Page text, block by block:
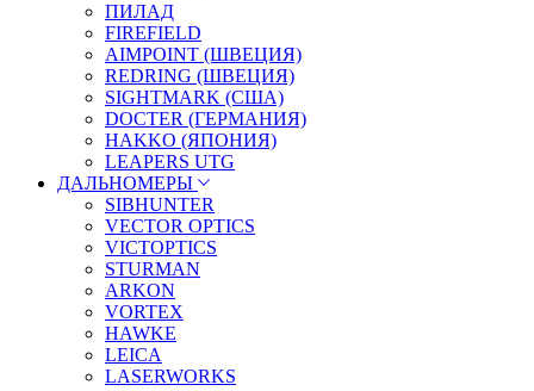
ПИЛАД
FIREFIELD
AIMPOINT (ШВЕЦИЯ)
REDRING (ШВЕЦИЯ)
SIGHTMARK (США)
DOCTER (ГЕРМАНИЯ)
HAKKO (ЯПОНИЯ)
LEAPERS UTG
ДАЛЬНОМЕРЫ
SIBHUNTER
VECTOR OPTICS
VICTOPTICS
STURMAN
ARKON
VORTEX
HAWKE
LEICA
LASERWORKS